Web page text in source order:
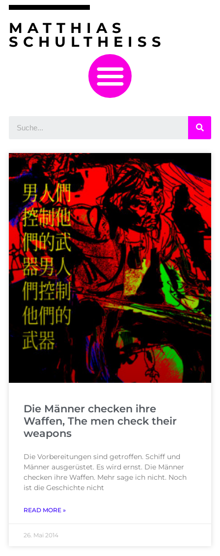
MATTHIAS
SCHULTHEISS
Die Männer checken ihre
Waffen, The men check their
weapons
Die Vorbereitungen sind getroffen. Schiff und
Männer ausgerüstet. Es wird ernst. Die Männer
checken ihre Waffen. Mehr sage ich nicht. Noch
ist die Geschichte nicht
READ MORE »
26. Mai 2014